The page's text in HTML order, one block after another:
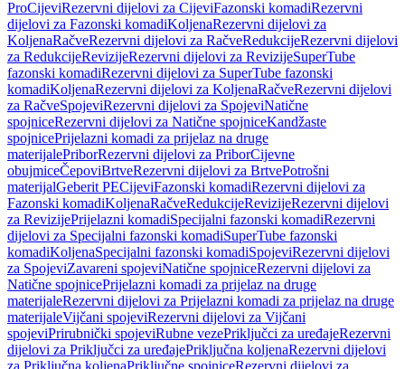
ProCijeviRezervni dijelovi za CijeviFazonski komadiRezervni
dijelovi za Fazonski komadiKoljenaRezervni dijelovi za
KoljenaRačveRezervni dijelovi za RačveRedukcijeRezervni dijelovi
za RedukcijeRevizijeRezervni dijelovi za RevizijeSuperTube
fazonski komadiRezervni dijelovi za SuperTube fazonski
komadiKoljenaRezervni dijelovi za KoljenaRačveRezervni dijelovi
za RačveSpojeviRezervni dijelovi za SpojeviNatične
spojniceRezervni dijelovi za Natične spojniceKandžaste
spojnicePrijelazni komadi za prijelaz na druge
materijalePriborRezervni dijelovi za PriborCijevne
obujmiceČepoviBrtveRezervni dijelovi za BrtvePotrošni
materijalGeberit PECijeviFazonski komadiRezervni dijelovi za
Fazonski komadiKoljenaRačveRedukcijeRevizijeRezervni dijelovi
za RevizijePrijelazni komadiSpecijalni fazonski komadiRezervni
dijelovi za Specijalni fazonski komadiSuperTube fazonski
komadiKoljenaSpecijalni fazonski komadiSpojeviRezervni dijelovi
za SpojeviZavareni spojeviNatične spojniceRezervni dijelovi za
Natične spojnicePrijelazni komadi za prijelaz na druge
materijaleRezervni dijelovi za Prijelazni komadi za prijelaz na druge
materijaleVijčani spojeviRezervni dijelovi za Vijčani
spojeviPrirubnički spojeviRubne vezePriključci za uređajeRezervni
dijelovi za Priključci za uređajePriključna koljenaRezervni dijelovi
za Priključna koljenaPriključne spojniceRezervni dijelovi za